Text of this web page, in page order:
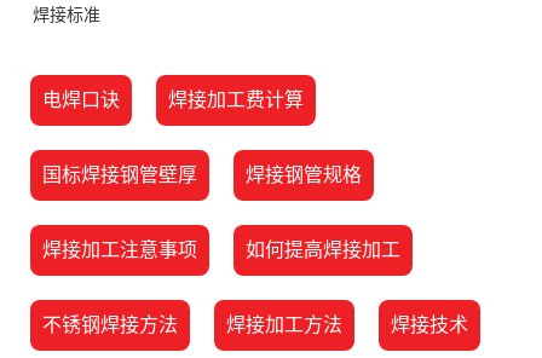
焊接标准
电焊口诀 焊接加工费计算
国标焊接钢管壁厚 焊接钢管规格
焊接加工注意事项 如何提高焊接加工
不锈钢焊接方法 焊接加工方法 焊接技术